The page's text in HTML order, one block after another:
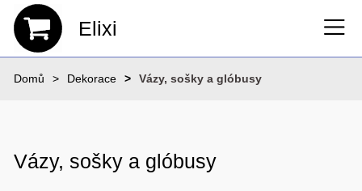
Elixi
Domů Dekorace Vázy, sošky a glóbusy
Vázy, sošky a glóbusy